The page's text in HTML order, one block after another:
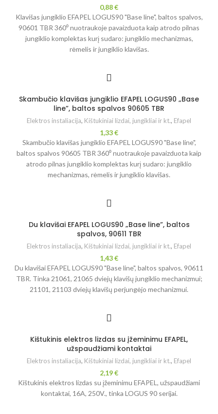
0,88€
Klavišas jungiklio EFAPEL LOGUS90 "Base line", baltos spalvos,
90601 TBR 360⁰ nuotraukoje pavaizduota kaip atrodo pilnas
jungiklio komplektas kurį sudaro: jungiklio mechanizmas,
rėmelis ir jungiklio klavišas.
Skambučio klavišas jungiklio EFAPEL LOGUS90 „Base
line”, baltos spalvos 90605 TBR
Elektros instaliacija, Kištukiniai lizdai, jungikliai ir kt., Efapel
1,33€
Skambučio klavišas jungiklio EFAPEL LOGUS90 "Base line",
baltos spalvos 90605 TBR 360⁰ nuotraukoje pavaizduota kaip
atrodo pilnas jungiklio komplektas kurį sudaro: jungiklio
mechanizmas, rėmelis ir jungiklio klavišas.
Du klavišai EFAPEL LOGUS90 „Base line”, baltos
spalvos, 90611 TBR
Elektros instaliacija, Kištukiniai lizdai, jungikliai ir kt., Efapel
1,43€
Du klavišai EFAPEL LOGUS90 "Base line", baltos spalvos, 90611
TBR. Tinka 21061, 21065 dviejų klavišų jungiklio mechanizmui;
21101, 21103 dviejų klavišų perjungėjo mechanizmui.
Kištukinis elektros lizdas su įžeminimu EFAPEL,
užspaudžiami kontaktai
Elektros instaliacija, Kištukiniai lizdai, jungikliai ir kt., Efapel
2,19€
Kištukinis elektros lizdas su įžeminimu EFAPEL, užspaudžiami
kontaktai, 16A, 250V., tinka LOGUS 90 serijai.